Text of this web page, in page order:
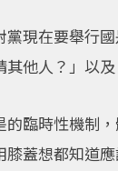
現在要舉行
他人？」以及
臨時性機制
蓋想都知道